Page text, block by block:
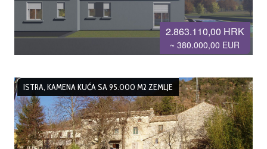
2.863.110,00 HRK
~ 380.000,00 EUR
ISTRA, KAMENA KUĆA SA 95.000 M2 ZEMLJE